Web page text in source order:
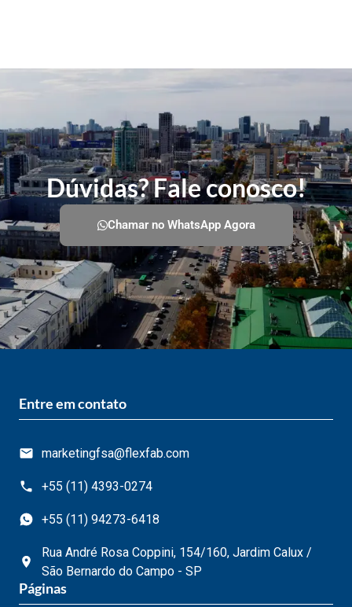
Dúvidas? Fale conosco!
Chamar no WhatsApp Agora
Entre em contato
marketingfsa@flexfab.com
+55 (11) 4393-0274
+55 (11) 94273-6418
Rua André Rosa Coppini, 154/160, Jardim Calux /
São Bernardo do Campo - SP
Páginas